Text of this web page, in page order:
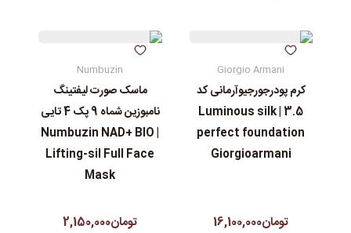
Giorgio Armani
کرم پودرجورجیوآرمانی کد
3.5 | Luminous silk
perfect foundation
Giorgioarmani
تومان16,100,000
Numbuzin
ماسک صورت لیفتینگ
نامبوزین شماه 9 پک 4 تایی
| Numbuzin NAD+ BIO
Lifting-sil Full Face
Mask
تومان2,150,000